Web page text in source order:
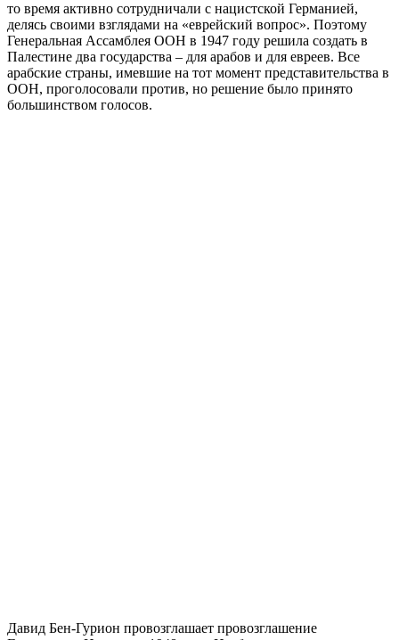
то время активно сотрудничали с нацистской Германией,
делясь своими взглядами на «еврейский вопрос». Поэтому
Генеральная Ассамблея ООН в 1947 году решила создать в
Палестине два государства – для арабов и для евреев. Все
арабские страны, имевшие на тот момент представительства в
ООН, проголосовали против, но решение было принято
большинством голосов.
Давид Бен-Гурион провозглашает провозглашение